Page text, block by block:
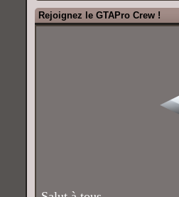
Rejoignez le GTAPro Crew !